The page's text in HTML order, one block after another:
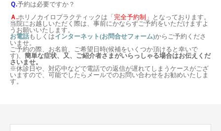
Ｑ.予約は必要ですか？
Ａ.ホリノカイロプラクティックは「 完全予約制 」となっております。
当院にお越しいただく際は、事前にかならずご予約をいただけますよ
うお願いいたします。
お電話もしくはインターネット(お問合せフォーム)からご予約くださ
いませ。
ご予約の際、お名前、ご希望日時(候補をいくつか頂けると幸いで
す)、 簡単な症状、又、ご紹介者さまがいらっしゃる場合はお伝えくだ
さいませ。
※休診日や、対応中などで電話での返信が遅れてしまうケースがござ
いますので、可能でしたらメールでのお問い合わせをお勧めいたしま
す。